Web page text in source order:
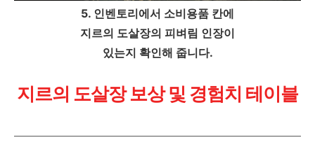
5. 인벤토리에서 소비용품 칸에
지르의 도살장의 피벼림 인장이
있는지 확인해 줍니다.
지르의 도살장 보상 및 경험치 테이블